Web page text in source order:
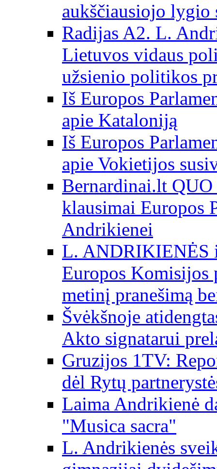
aukščiausiojo lygio
Radijas A2. L.
Lietuvos vidaus
užsienio politikos
Iš Europos
apie Kataloniją
Iš Europos
apie Vokietijos
Bernardinai.lt
klausimai Europos
Andrikienei
L. ANDRIKIENĖS
Europos Komisijos
metinį pranešimą
Švėkšnoje
Akto signatarui
Gruzijos 1TV:
dėl Rytų
Laima Andrikienė
"Musica sacra"
L. Andrikienės